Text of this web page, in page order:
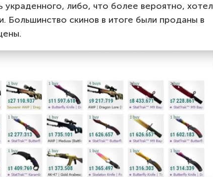
либо, что более вероятно, хотел
Большинство скинов в итоге были проданы в